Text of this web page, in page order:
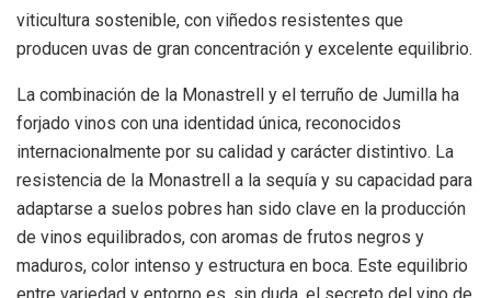
viticultura sostenible, con viñedos resistentes que
producen uvas de gran concentración y excelente equilibrio.
La combinación de la Monastrell y el terruño de Jumilla ha
forjado vinos con una identidad única, reconocidos
internacionalmente por su calidad y carácter distintivo. La
resistencia de la Monastrell a la sequía y su capacidad para
adaptarse a suelos pobres han sido clave en la producción
de vinos equilibrados, con aromas de frutos negros y
maduros, color intenso y estructura en boca. Este equilibrio